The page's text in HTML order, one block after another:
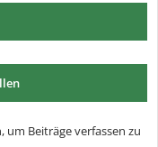
Beiträge verfassen zu